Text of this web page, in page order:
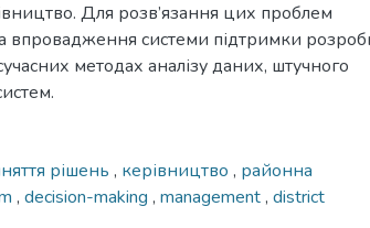
Для розв’язання цих проблем
впровадження системи підтримки
методах аналізу даних, штучного
рішень , керівництво , районна
, decision-making , management, district